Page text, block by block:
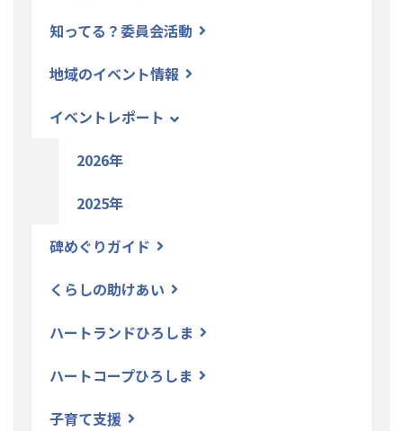
知ってる？委員会活動
地域のイベント情報
イベントレポート
2026年
2025年
碑めぐりガイド
くらしの助けあい
ハートランドひろしま
ハートコープひろしま
子育て支援